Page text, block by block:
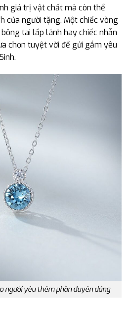
giá trị vật chất mà còn thể
của người tặng. Một chiếc vòng
tai lấp lánh hay chiếc nhẫn
chọn tuyệt vời để gửi gắm yêu
người yêu thêm phần duyên dáng